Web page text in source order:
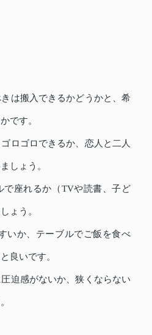
は搬入できるかどうかと、希
です。
ロゴロできるか、恋人と二人
しょう。
で座れるか（TVや読書、子ど
ょう。
いか、テーブルでご飯を食べ
良いです。
迫感がないか、狭くならない